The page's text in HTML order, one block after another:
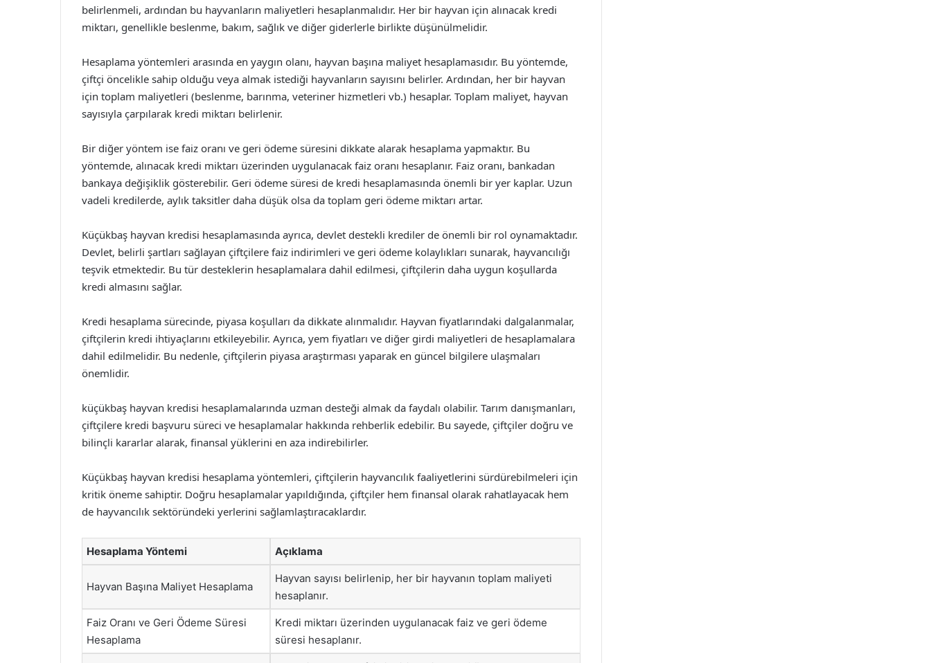
belirlenmeli, ardından bu hayvanların maliyetleri hesaplanmalıdır. Her bir hayvan için alınacak kredi
miktarı, genellikle beslenme, bakım, sağlık ve diğer giderlerle birlikte düşünülmelidir.
Hesaplama yöntemleri arasında en yaygın olanı, hayvan başına maliyet hesaplamasıdır. Bu yöntemde,
çiftçi öncelikle sahip olduğu veya almak istediği hayvanların sayısını belirler. Ardından, her bir hayvan
için toplam maliyetleri (beslenme, barınma, veteriner hizmetleri vb.) hesaplar. Toplam maliyet, hayvan
sayısıyla çarpılarak kredi miktarı belirlenir.
Bir diğer yöntem ise faiz oranı ve geri ödeme süresini dikkate alarak hesaplama yapmaktır. Bu
yöntemde, alınacak kredi miktarı üzerinden uygulanacak faiz oranı hesaplanır. Faiz oranı, bankadan
bankaya değişiklik gösterebilir. Geri ödeme süresi de kredi hesaplamasında önemli bir yer kaplar. Uzun
vadeli kredilerde, aylık taksitler daha düşük olsa da toplam geri ödeme miktarı artar.
Küçükbaş hayvan kredisi hesaplamasında ayrıca, devlet destekli krediler de önemli bir rol oynamaktadır.
Devlet, belirli şartları sağlayan çiftçilere faiz indirimleri ve geri ödeme kolaylıkları sunarak, hayvancılığı
teşvik etmektedir. Bu tür desteklerin hesaplamalara dahil edilmesi, çiftçilerin daha uygun koşullarda
kredi almasını sağlar.
Kredi hesaplama sürecinde, piyasa koşulları da dikkate alınmalıdır. Hayvan fiyatlarındaki dalgalanmalar,
çiftçilerin kredi ihtiyaçlarını etkileyebilir. Ayrıca, yem fiyatları ve diğer girdi maliyetleri de hesaplamalara
dahil edilmelidir. Bu nedenle, çiftçilerin piyasa araştırması yaparak en güncel bilgilere ulaşmaları
önemlidir.
küçükbaş hayvan kredisi hesaplamalarında uzman desteği almak da faydalı olabilir. Tarım danışmanları,
çiftçilere kredi başvuru süreci ve hesaplamalar hakkında rehberlik edebilir. Bu sayede, çiftçiler doğru ve
bilinçli kararlar alarak, finansal yüklerini en aza indirebilirler.
Küçükbaş hayvan kredisi hesaplama yöntemleri, çiftçilerin hayvancılık faaliyetlerini sürdürebilmeleri için
kritik öneme sahiptir. Doğru hesaplamalar yapıldığında, çiftçiler hem finansal olarak rahatlayacak hem
de hayvancılık sektöründeki yerlerini sağlamlaştıracaklardır.
Hesaplama Yöntemi Açıklama
Hayvan Başına Maliyet Hesaplama
Hayvan sayısı belirlenip, her bir hayvanın toplam maliyeti
hesaplanır.
Faiz Oranı ve Geri Ödeme Süresi
Hesaplama
Kredi miktarı üzerinden uygulanacak faiz ve geri ödeme
süresi hesaplanır.